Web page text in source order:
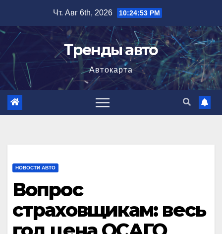
содержимому
Чт. Авг 6th, 2026 10:24:54 PM
Тренды авто
Автокарта
НОВОСТИ АВТО
Вопрос
страховщикам: весь